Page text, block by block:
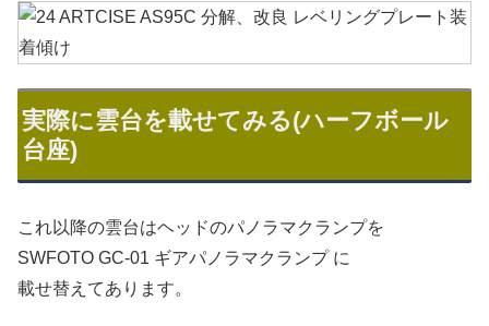
実際に雲台を載せてみる(ハーフボール
台座)
これ以降の雲台はヘッドのパノラマクランプを
SWFOTO GC-01 ギアパノラマクランプ に
載せ替えてあります。